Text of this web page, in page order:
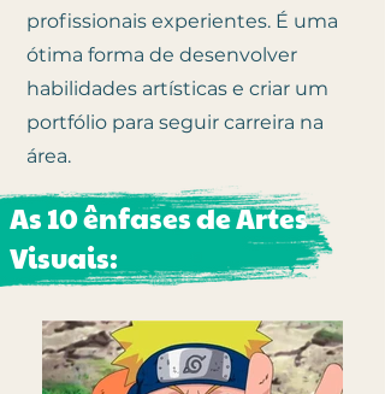
profissionais experientes. É uma
ótima forma de desenvolver
habilidades artísticas e criar um
portfólio para seguir carreira na
área.
As 10 ênfases de Artes
Visuais: